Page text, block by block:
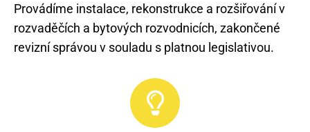
Provádíme instalace, rekonstrukce a rozšiřování v
rozvaděčích a bytových rozvodnicích, zakončené
revizní správou v souladu s platnou legislativou.